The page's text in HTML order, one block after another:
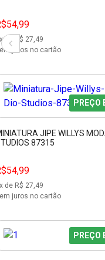
x de R$ 27,49
juros no cartão
PREÇO
JIPE WILLYS
87315
x de R$ 27,49
juros no cartão
PREÇO